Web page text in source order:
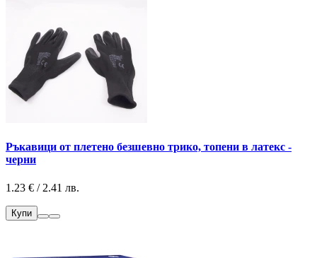
Ръкавици от плетено безшевно трико, топени в латекс -
черни
1.23 € / 2.41 лв.
Купи